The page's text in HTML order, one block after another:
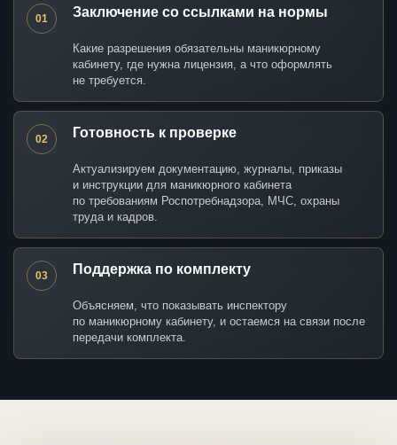
01 Заключение со ссылками на нормы
Какие разрешения обязательны маникюрному
кабинету, где нужна лицензия, а что оформлять
не требуется.
02 Готовность к проверке
Актуализируем документацию, журналы, приказы
и инструкции для маникюрного кабинета
по требованиям Роспотребнадзора, МЧС, охраны
труда и кадров.
03 Поддержка по комплекту
Объясняем, что показывать инспектору
по маникюрному кабинету, и остаемся на связи после
передачи комплекта.